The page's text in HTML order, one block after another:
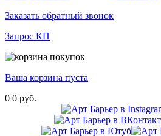
Заказать обратный звонок
Запрос КП
Ваша корзина пуста
0 0 руб.